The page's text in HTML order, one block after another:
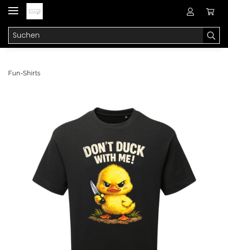
Fun-Shirts